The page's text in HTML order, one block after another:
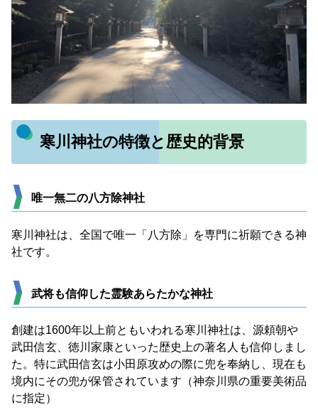
寒川神社の特徴と歴史的背景
唯一無二の八方除神社
寒川神社は、全国で唯一「八方除」を専門に祈願できる神
社です。
武将も信仰した霊験あらたかな神社
創建は1600年以上前ともいわれる寒川神社は、源頼朝や
武田信玄、徳川家康といった歴史上の著名人も信仰しまし
た。特に武田信玄は小田原攻めの際に兜を奉納し、現在も
境内にその兜が保管されています（神奈川県の重要美術品
に指定）